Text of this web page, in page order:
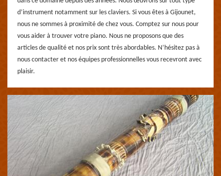
d’instrument notamment sur les claviers. Si vous êtes à Gijounet,
nous ne sommes à proximité de chez vous. Comptez sur nous pour
vous aider à trouver votre piano. Nous ne proposons que des
articles de qualité et nos prix sont très abordables. N’hésitez pas à
nous contacter et nos équipes professionnelles vous recevront avec
plaisir.